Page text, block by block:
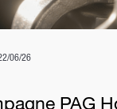
06/26
PAG